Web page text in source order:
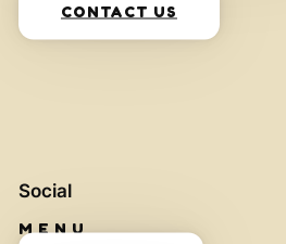
CONTACT US
Social